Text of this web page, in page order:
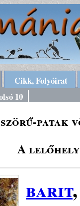
Cikk, Folyóirat
10
patak
A lelőhely
barit